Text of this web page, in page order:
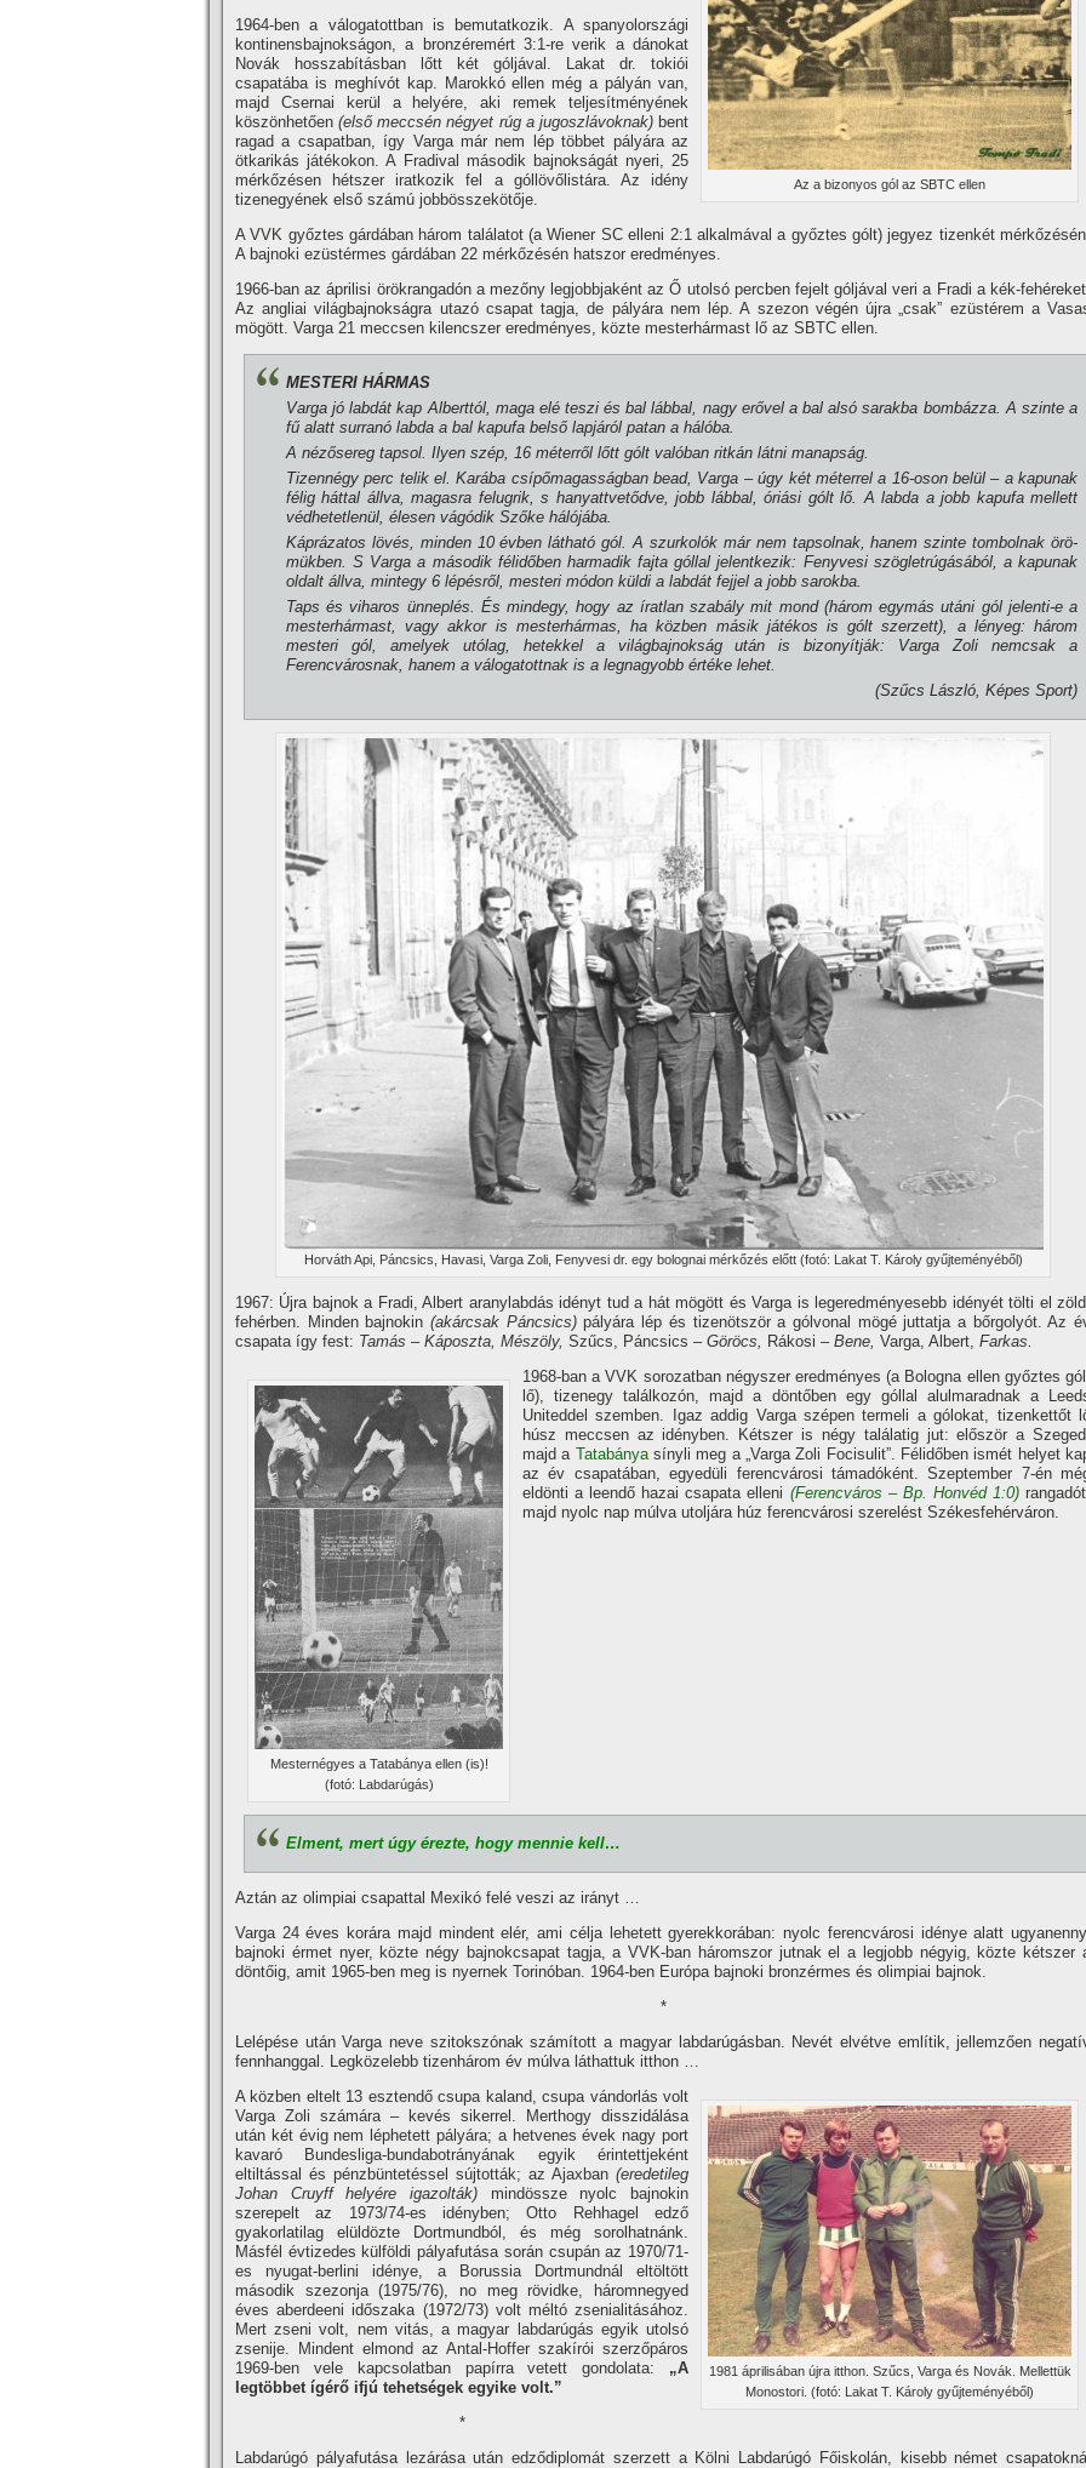
Az a bizonyos gól az SBTC ellen
1964-ben a válogatottban is bemutatkozik. A spanyolországi
kontinensbajnokságon, a bronzéremért 3:1-re verik a dánokat
Novák hosszabí­tásban lőtt két góljával. Lakat dr. tokiói
csapatába is meghí­vót kap. Marokkó ellen még a pályán van,
majd Csernai kerül a helyére, aki remek teljesí­tményének
köszönhetően(első meccsén négyet rúg a jugoszlávoknak)bent
ragad a csapatban, í­gy Varga már nem lép többet pályára az
ötkarikás játékokon. A Fradival második bajnokságát nyeri, 25
mérkőzésen hétszer iratkozik fel a góllövőlistára. Az idény
tizenegyének első számú jobbösszekötője.
A VVK győztes gárdában három találatot (a Wiener SC elleni 2:1 alkalmával a győztes gólt) jegyez tizenkét
A bajnoki ezüstérmes gárdában 22 mérkőzésén hatszor eredményes.
1966-ban az áprilisi örökrangadón a mezőny legjobbjaként az Ő utolsó percben fejelt góljával veri a Fradi a kék-
Az angliai világbajnokságra utazó csapat tagja, de pályára nem lép. A szezon végén újra „csak” ezüstérem a
mögött. Varga 21 meccsen kilencszer eredményes, közte mesterhármast lő az SBTC ellen.
MESTERI HÁRMAS
Varga jó labdát kap Al­berttól, maga elé teszi és bal lábbal, nagy erővel a bal alsó sarakba bombázza. A szinte a
fű alatt surranó labda a bal kapufa belső lapjáról patan a hálóba.
A nézősereg tapsol. Ilyen szép, 16 méterről lőtt gólt valóban ritkán látni manap­ság.
Tizennégy perc telik el. Ka­rába csí­pőmagasságban be­ad, Varga – úgy két méterrel a 16-oson belül – a kapunak
félig háttal állva, magasra felugrik, s hanyattvetődve, jobb lábbal, óriási gólt lő. A labda a jobb kapufa mellett
védhetetlenül, élesen vágódik Szőke hálójába.
Káprázatos lövés, minden 10 évben látható gól. A szur­kolók már nem tapsolnak, ha­nem szinte tombolnak örö­
mükben. S Varga a második félidőben harmadik fajta gól­lal jelentkezik: Fenyvesi szögletrúgásából, a kapunak
ol­dalt állva, mintegy 6 lépésről, mesteri módon küldi a labdát fejjel a jobb sarokba.
Taps és viharos ünneplés. És mindegy, hogy az í­ratlan szabály mit mond (három egy­más utáni gól jelenti-e a
mesterhármast, vagy akkor is mesterhármas, ha közben má­sik játékos is gólt szerzett), a lényeg: három
mesteri gól, amelyek utólag, hetekkel a vi­lágbajnokság után is bizo­nyí­tják: Varga Zoli nemcsak a
Ferencvárosnak, hanem a vá­logatottnak is a legnagyobb értéke lehet.
(Szűcs László, Képes Sport)
Horváth Api, Páncsics, Havasi, Varga Zoli, Fenyvesi dr. egy bolognai mérkőzés előtt (fotó: Lakat T. Károly gyűjteményéből)
1967: Újra bajnok a Fradi, Albert aranylabdás idényt tud a hát mögött és Varga is legeredményesebb idényét tölti el
fehérben. Minden bajnokin(akárcsak Páncsics)pályára lép és tizenötször a gólvonal mögé juttatja a bőrgolyót. Az
csapata í­gy fest: Tamás – Káposzta, Mészöly, Szűcs, Páncsics – Göröcs, Rákosi – Bene, Varga, Albert, Farkas.
Mesternégyes a Tatabánya ellen (is)!
(fotó: Labdarúgás)
1968-ban a VVK sorozatban négyszer eredményes (a Bologna ellen győztes
lő), tizenegy találkozón, majd a döntőben egy góllal alulmaradnak a
Uniteddel szemben. Igaz addig Varga szépen termeli a gólokat, tizenkettőt
húsz meccsen az idényben. Kétszer is négy találatig jut: először a
majd a Tatabányasí­nyli meg a „Varga Zoli Focisulit”. Félidőben ismét helyet
az év csapatában, egyedüli ferencvárosi támadóként. Szeptember 7-én
eldönti a leendő hazai csapata elleni (Ferencváros – Bp. Honvéd 1:0)
majd nyolc nap múlva utoljára húz ferencvárosi szerelést Székesfehérváron.
Elment, mert úgy érezte, hogy mennie kell…
Aztán az olimpiai csapattal Mexikó felé veszi az irányt …
Varga 24 éves korára majd mindent elér, ami célja lehetett gyerekkorában: nyolc ferencvárosi idénye alatt
bajnoki érmet nyer, közte négy bajnokcsapat tagja, a VVK-ban háromszor jutnak el a legjobb négyig, közte kétszer
döntőig, amit 1965-ben meg is nyernek Torinóban. 1964-ben Európa bajnoki bronzérmes és olimpiai bajnok.
*
Lelépése után Varga neve szitokszónak számí­tott a magyar labdarúgásban. Nevét elvétve emlí­tik, jellemzően
fennhanggal. Legközelebb tizenhárom év múlva láthattuk itthon …
1981 áprilisában újra itthon. Szűcs, Varga és Novák. Mellettük
Monostori. (fotó: Lakat T. Károly gyűjteményéből)
A közben eltelt 13 esztendő csupa kaland, csupa vándorlás volt
Varga Zoli szá­mára – kevés sikerrel. Merthogy disszidálása
után két évig nem léphetett pályára; a hetvenes évek nagy port
kavaró Bundesliga-bundabotrányának egyik érintettjeként
eltiltással és pénzbüntetéssel sújtották; az Ajaxban (eredetileg
Johan Cruyff helyére igazolták) mindössze nyolc bajnokin
szerepelt az 1973/74-es idényben; Otto Rehhagel edző
gyakorlatilag elüldözte Dortmundból, és még sorolhatnánk.
Másfél évtizedes külföldi pályafutása során csupán az 1970/71-
es nyugat-berlini idénye, a Borussia Dortmundnál eltöl­tött
második szezonja (1975/76), no meg rövidke, háromnegyed
éves aberdeeni időszaka (1972/73) volt méltó zsenialitásához.
Mert zseni volt, nem vitás, a magyar labdarúgás egyik utolsó
zsenije. Mindent elmond az Antal-Hoffer szakí­rói szerzőpáros
1969-ben ve­le kapcsolatban papí­rra vetett gondolata: „A
legtöbbet í­gérő ifjú te­hetségek egyike volt.”
*
Labdarúgó pályafutása lezárása után edződiplomát szerzett a Kölni Labdarúgó Főiskolán, kisebb német